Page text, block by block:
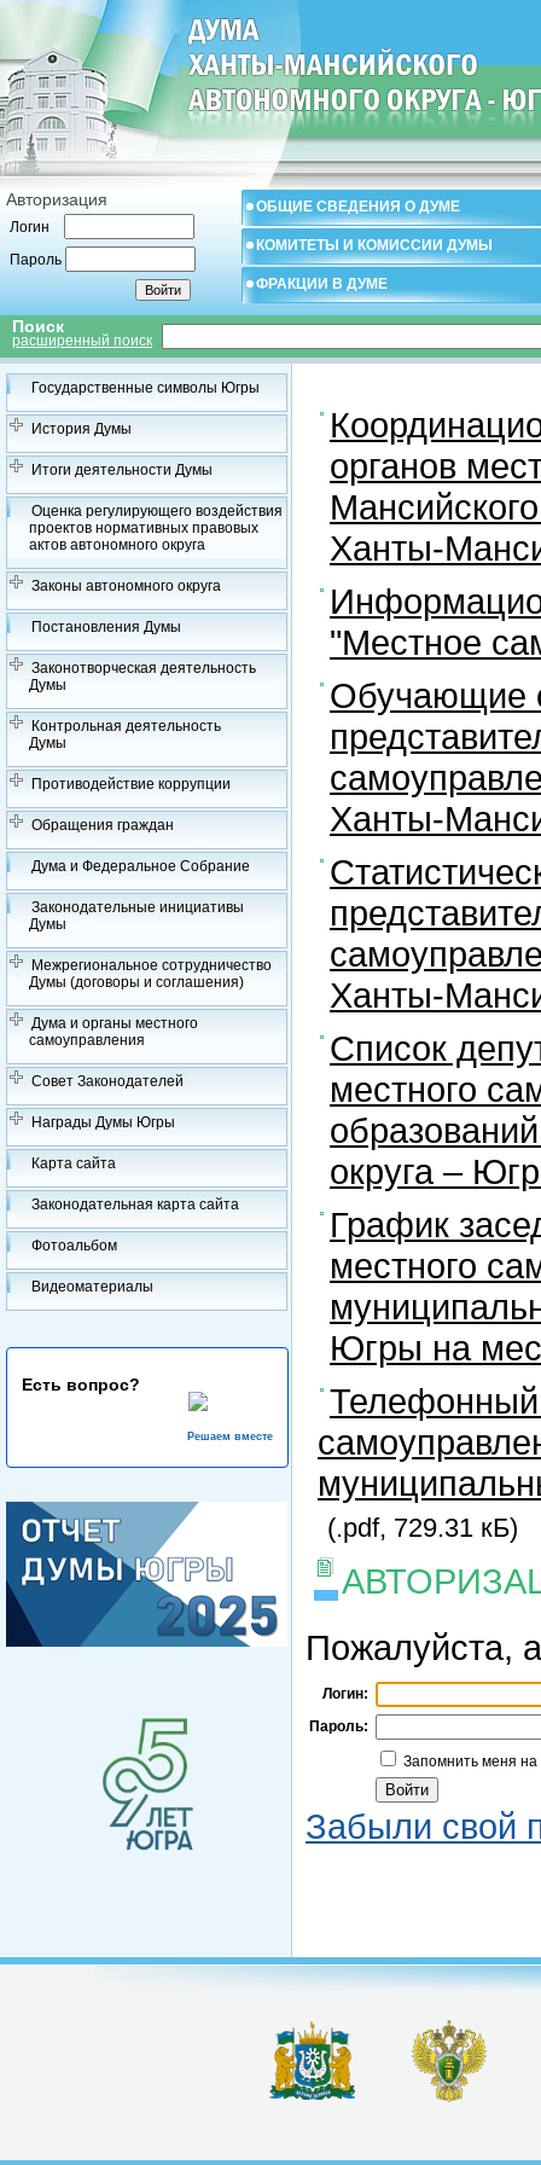
Авторизация
Логин
Пароль
ОБЩИЕ СВЕДЕНИЯ О ДУМЕ
КОМИТЕТЫ И КОМИССИИ ДУМЫ
ФРАКЦИИ В ДУМЕ
Поиск
расширенный поиск
Государственные символы Югры
История Думы
Итоги деятельности Думы
Оценка регулирующего воздействия
проектов нормативных правовых
актов автономного округа
Законы автономного округа
Постановления Думы
Законотворческая деятельность
Думы
Контрольная деятельность
Думы
Противодействие коррупции
Обращения граждан
Дума и Федеральное Собрание
Законодательные инициативы
Думы
Межрегиональное сотрудничество
Думы (договоры и соглашения)
Дума и органы местного
самоуправления
Совет Законодателей
Награды Думы Югры
Карта сайта
Законодательная карта сайта
Фотоальбом
Видеоматериалы
Есть вопрос?
Решаем вместе
органов
Ханты-
"Местное
Обучающие
Ханты-
Ханты-
Список
местного
округа –
График
местного
Югры на
Телефонный
(.pdf, 729.31 кБ)
Пожалуйста,
Логин:
Пароль:
Запомнить меня
Забыли свой